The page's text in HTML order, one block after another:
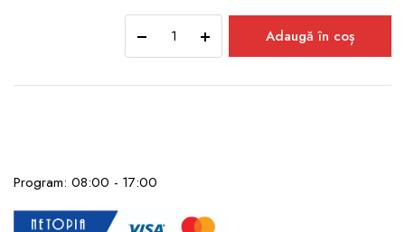
WC
OHIO
Adaugă în coș
Program: 08:00 - 17:00